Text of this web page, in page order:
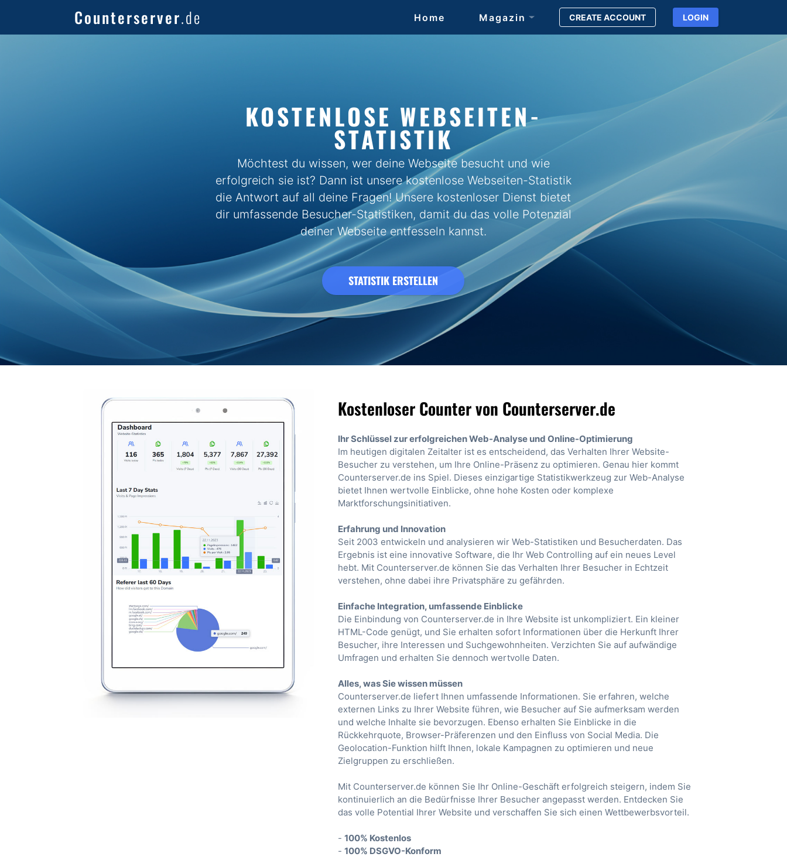
Counterserver.de Home Magazin CREATE ACCOUNT LOGIN
KOSTENLOSE WEBSEITEN-
STATISTIK
Möchtest du wissen, wer deine Webseite besucht und wie
erfolgreich sie ist? Dann ist unsere kostenlose Webseiten-Statistik
die Antwort auf all deine Fragen! Unsere kostenloser Dienst bietet
dir umfassende Besucher-Statistiken, damit du das volle Potenzial
deiner Webseite entfesseln kannst.
STATISTIK ERSTELLEN
Kostenloser Counter von Counterserver.de
Ihr Schlüssel zur erfolgreichen Web-Analyse und Online-Optimierung
Im heutigen digitalen Zeitalter ist es entscheidend, das Verhalten Ihrer Website-
Besucher zu verstehen, um Ihre Online-Präsenz zu optimieren. Genau hier kommt
Counterserver.de ins Spiel. Dieses einzigartige Statistikwerkzeug zur Web-Analyse
bietet Ihnen wertvolle Einblicke, ohne hohe Kosten oder komplexe
Marktforschungsinitiativen.
Erfahrung und Innovation
Seit 2003 entwickeln und analysieren wir Web-Statistiken und Besucherdaten. Das
Ergebnis ist eine innovative Software, die Ihr Web Controlling auf ein neues Level
hebt. Mit Counterserver.de können Sie das Verhalten Ihrer Besucher in Echtzeit
verstehen, ohne dabei ihre Privatsphäre zu gefährden.
Einfache Integration, umfassende Einblicke
Die Einbindung von Counterserver.de in Ihre Website ist unkompliziert. Ein kleiner
HTML-Code genügt, und Sie erhalten sofort Informationen über die Herkunft Ihrer
Besucher, ihre Interessen und Suchgewohnheiten. Verzichten Sie auf aufwändige
Umfragen und erhalten Sie dennoch wertvolle Daten.
Alles, was Sie wissen müssen
Counterserver.de liefert Ihnen umfassende Informationen. Sie erfahren, welche
externen Links zu Ihrer Website führen, wie Besucher auf Sie aufmerksam werden
und welche Inhalte sie bevorzugen. Ebenso erhalten Sie Einblicke in die
Rückkehrquote, Browser-Präferenzen und den Einfluss von Social Media. Die
Geolocation-Funktion hilft Ihnen, lokale Kampagnen zu optimieren und neue
Zielgruppen zu erschließen.
Mit Counterserver.de können Sie Ihr Online-Geschäft erfolgreich steigern, indem Sie
kontinuierlich an die Bedürfnisse Ihrer Besucher angepasst werden. Entdecken Sie
das volle Potential Ihrer Website und verschaffen Sie sich einen Wettbewerbsvorteil.
- 100% Kostenlos
- 100% DSGVO-Konform